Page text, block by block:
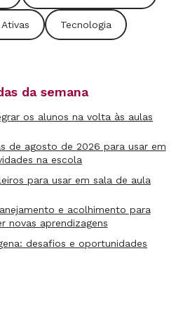
em problemas,
project
tem como propósito fazer
de desafios. Ao explorar
contexto especifico de
utilizar a tecnologia
essa metodologia
de investigar, refletir e
mediador da
e instigando o
Tecnologia
da semana
os alunos na volta às aulas
de agosto de 2026 para usar em
na escola
para usar em sala de aula
e acolhimento para
novas aprendizagens
desafios e oportunidades